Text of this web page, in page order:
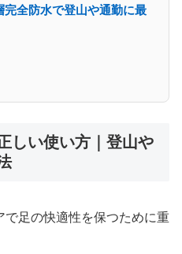
全防水で登山や通勤に最
しい使い方｜登山や
で足の快適性を保つために重